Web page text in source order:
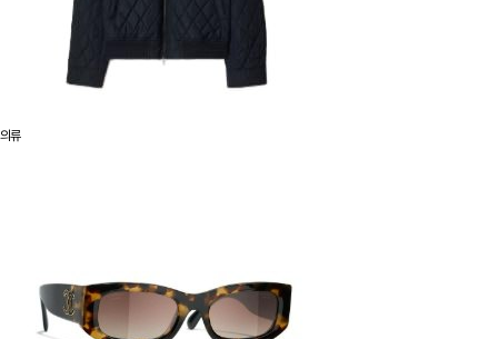
의류